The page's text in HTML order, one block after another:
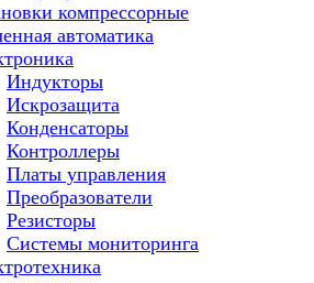
компрессорные
автоматика
Индукторы
Искрозащита
Конденсаторы
Контроллеры
Платы управления
Преобразователи
Резисторы
Системы мониторинга